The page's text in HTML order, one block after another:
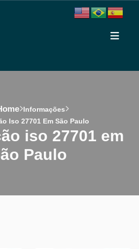
Informações
Iso 27701 Em São Paulo
Paulo